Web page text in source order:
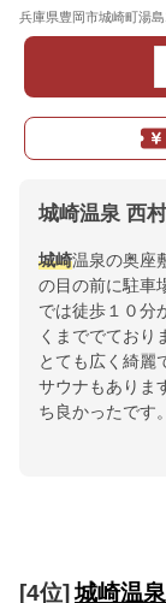
兵庫県豊岡市城崎町湯
城崎温泉 西
城崎温泉の奥座
の目の前に駐車
では徒歩１０分
くまででており
とても広く綺麗
サウナもありま
ち良かったです。
[4位] 城崎温